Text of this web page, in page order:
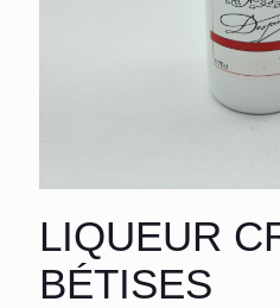
LIQUEUR
BÉTISES